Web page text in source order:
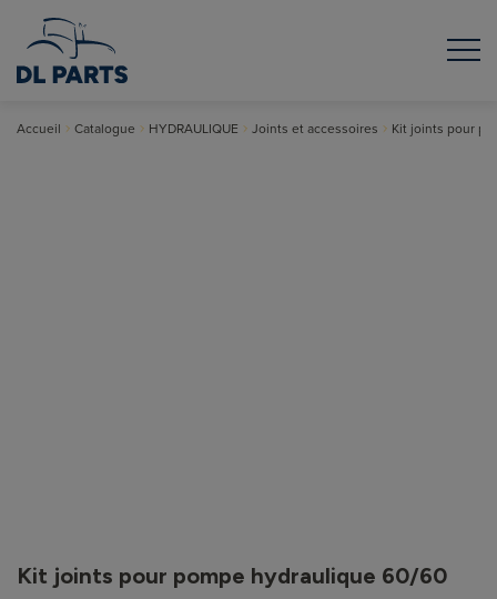
Accueil Catalogue HYDRAULIQUE Joints et accessoires Kit joints pour
Kit joints pour pompe hydraulique 60/60